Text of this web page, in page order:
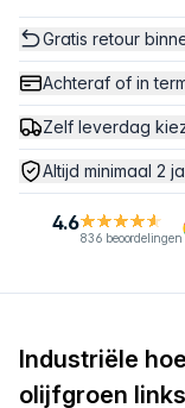
Gratis retour
Achteraf of in
Zelf leverdag
Altijd minimaal 2
4.6
836 beoordelingen
Industriële
olijfgroen links